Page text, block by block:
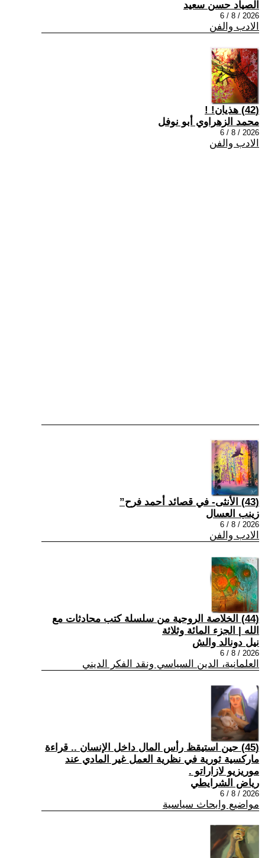
الصياد حسن سعيد
2026 / 8 / 6
الادب والفن
(42) هذيان! !
محمد الزهراوي أبو نوفل
2026 / 8 / 6
الادب والفن
(43) الأنثى- في قصائد أحمد فرح”
زينب العسال
2026 / 8 / 6
الادب والفن
(44) الخلاصة الروحية من سلسلة كتب محادثات مع
الله | الجزء المائة وثلاثة
نيل دونالد والش
2026 / 8 / 6
العلمانية، الدين السياسي ونقد الفكر الديني
(45) حين استيقظ رأس المال داخل الإنسان .. قراءة
ماركسية ثورية في نظرية العمل غير المادي عند
موريزيو لازاراتو .
رياض الشرايطي
2026 / 8 / 6
مواضيع وابحاث سياسية